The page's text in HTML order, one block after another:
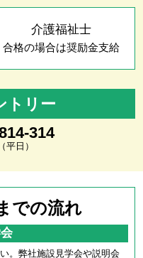
介護福祉士
合格の場合は奨励金支給
トリー
314
平日）
での流れ
。弊社施設見学会や説明会